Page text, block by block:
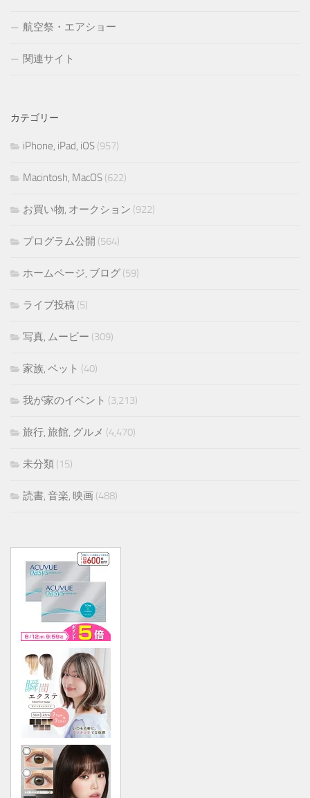
航空祭・エアショー
関連サイト
カテゴリー
iPhone, iPad, iOS (957)
Macintosh, MacOS (622)
お買い物, オークション (922)
プログラム公開 (564)
ホームページ, ブログ (59)
ライブ投稿 (5)
写真, ムービー (309)
家族, ペット (40)
我が家のイベント (3,213)
旅行, 旅館, グルメ (4,470)
未分類 (15)
読書, 音楽, 映画 (488)